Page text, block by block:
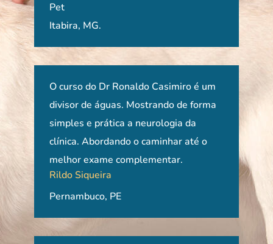
Pet
Itabira, MG.
O curso do Dr Ronaldo Casimiro é um
divisor de águas. Mostrando de forma
simples e prática a neurologia da
clínica. Abordando o caminhar até o
melhor exame complementar.
Rildo Siqueira
Pernambuco, PE